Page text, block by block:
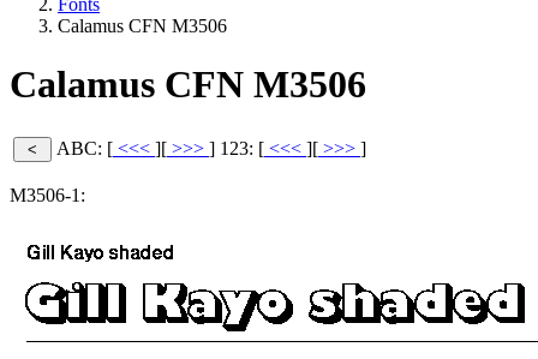
Fonts
Calamus CFN M3506
Calamus CFN M3506
ABC: [ <<< ][ >>> ] 123: [ <<< ][ >>> ]
M3506-1: